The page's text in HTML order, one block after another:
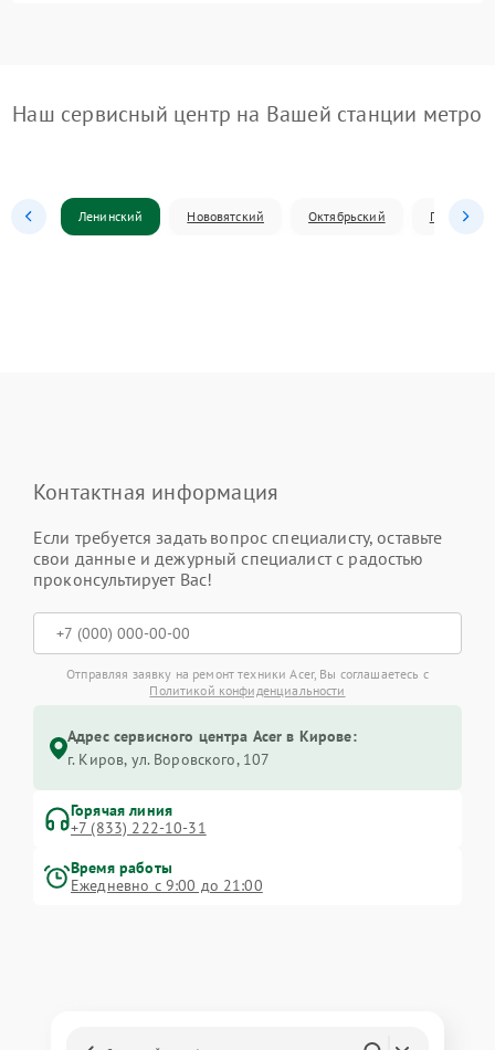
Наш сервисный центр на Вашей станции метро
Ленинский Нововятский Октябрьский
Контактная информация
Если требуется задать вопрос специалисту, оставьте
свои данные и дежурный специалист с радостью
проконсультирует Вас!
Отправляя заявку на ремонт техники Acer, Вы соглашаетесь с
Политикой конфиденциальности
Адрес сервисного центра Acer в Кирове:
г. Киров, ул. Воровского, 107
Горячая линия
+7 (833) 222-10-31
Время работы
Ежедневно с 9:00 до 21:00